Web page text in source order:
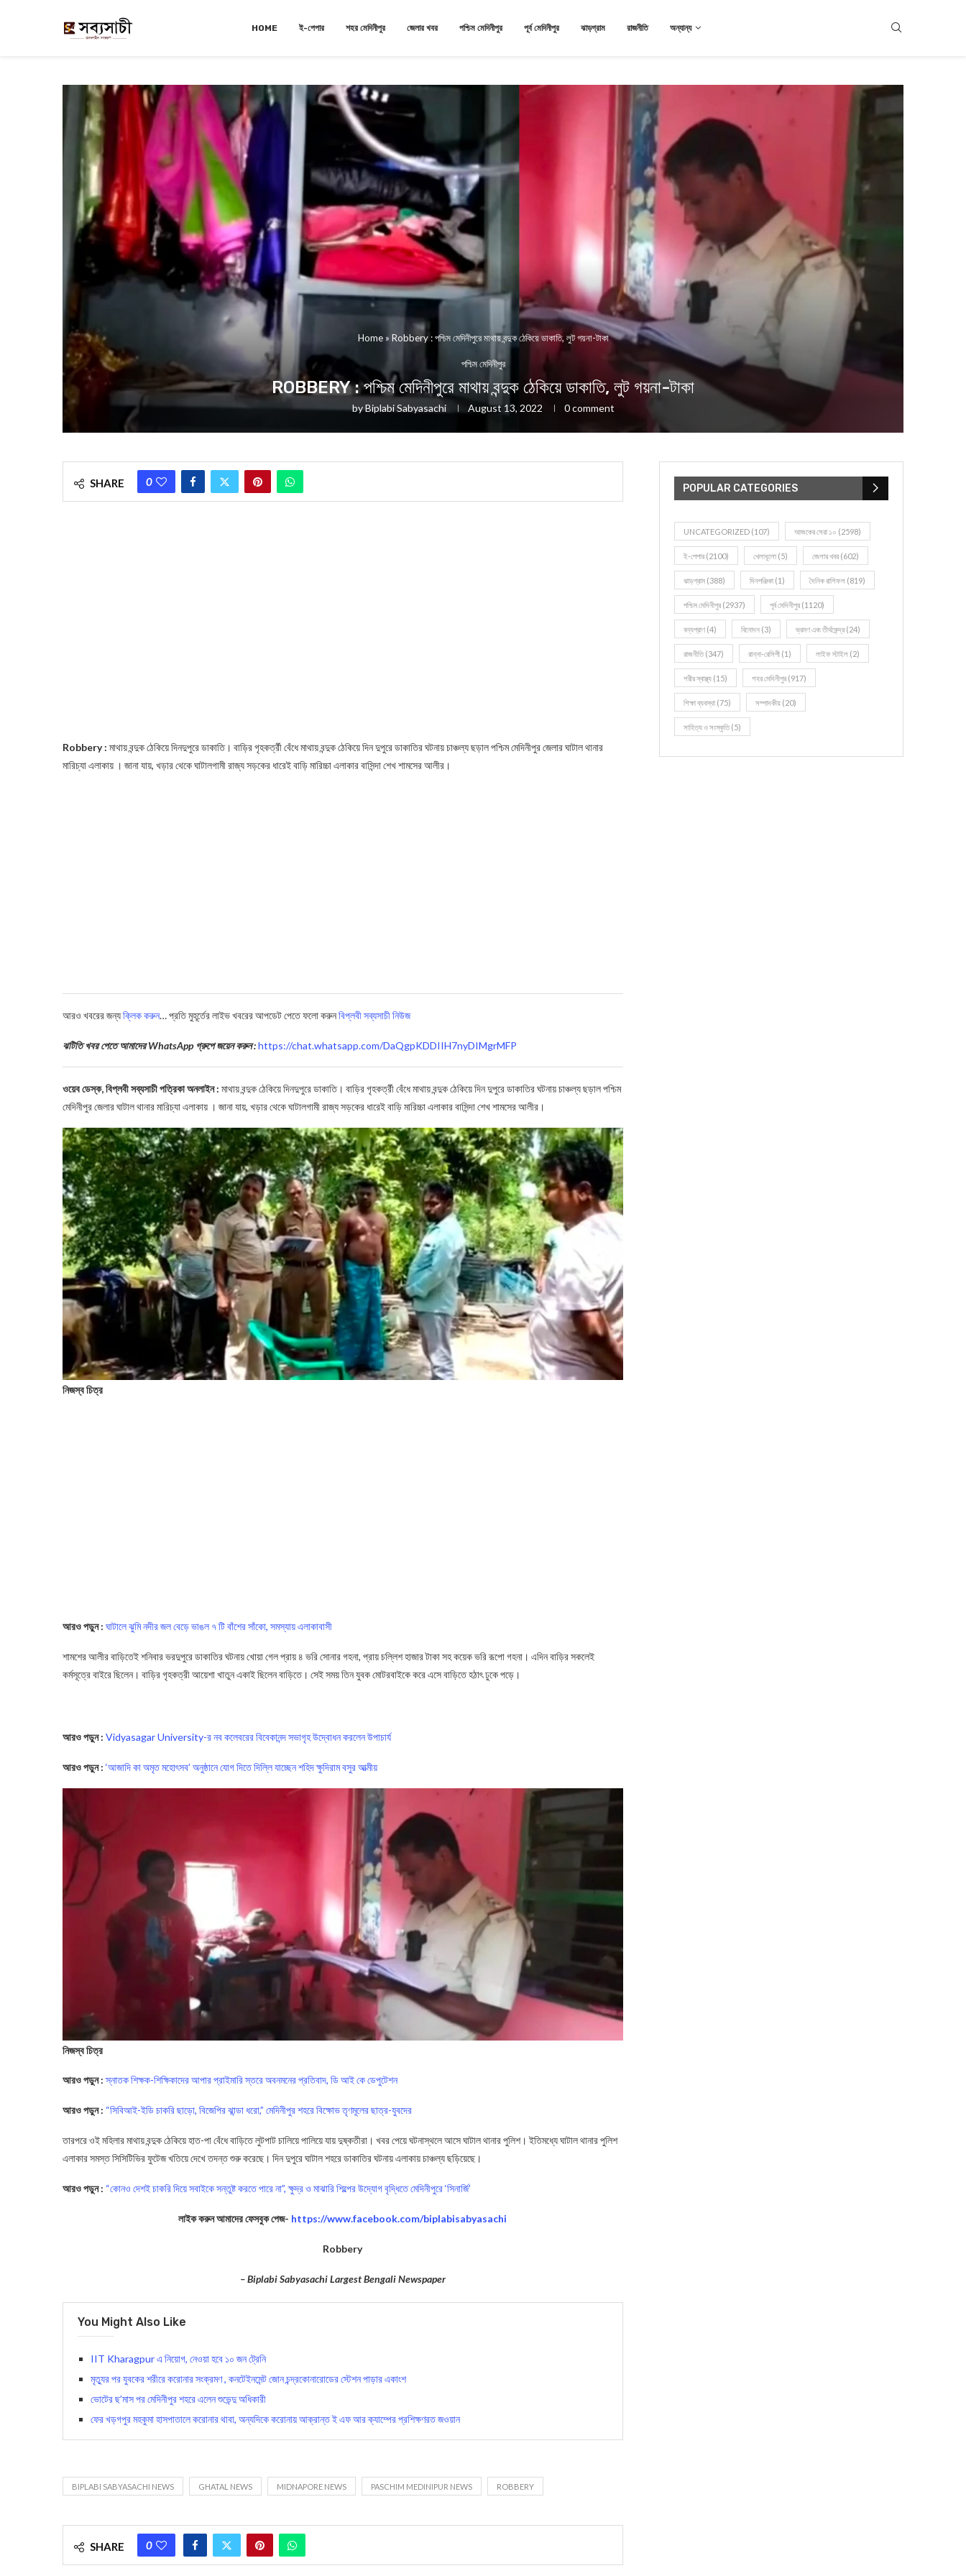
HOME ই-পেপার শহর মেদিনীপুর জেলার খবর পশ্চিম মেদিনীপুর পূর্ব মেদিনীপুর ঝাড়গ্রাম রাজনীতি অন্যান্য
Home» Robbery : পশ্চিম মেদিনীপুরে ম‍াথায় বন্দুক ঠেকিয়ে ডাকাতি, লুট গয়না-টাকা
পশ্চিম মেদিনীপুর
ROBBERY : পশ্চিম মেদিনীপুরে ম‍াথায় বন্দুক ঠেকিয়ে ডাকাতি, লুট গয়না-টাকা
byBiplabi Sabyasachi August 13, 2022 0 comment
SHARE 0
Robbery : মাথায় বন্দুক ঠেকিয়ে দিনদুপুরে ডাকাতি। বাড়ির গৃহকর্ত্রী বেঁধে মাথায় বন্দুক ঠেকিয়ে দিন দুপুরে ডাকাতির ঘটনায় চাঞ্চল্য ছড়াল পশ্চিম মেদিনীপুর জেলার ঘাটাল থানার
মারিচ্যা এলাকায় । জানা যায়, খড়ার থেকে ঘাটালগামী রাজ্য সড়কের ধারেই বাড়ি মারিচ্চা এলাকার বাসিন্দা শেখ শামসের আলীর।
আরও খবরের জন্যক্লিক করুন… প্রতি মুহূর্তের লাইভ খবরের আপডেট পেতে ফলো করুনবিপ্লবী সব্যসাচী নিউজ
ঝটিতি খবর পেতে আমাদের WhatsApp গ্রুপে জয়েন করুন :https://chat.whatsapp.com/DaQgpKDDIIH7nyDIMgrMFP
ওয়েব ডেস্ক, বিপ্লবী সব্যসাচী পত্রিকা অনলাইন : মাথায় বন্দুক ঠেকিয়ে দিনদুপুরে ডাকাতি। বাড়ির গৃহকর্ত্রী বেঁধে মাথায় বন্দুক ঠেকিয়ে দিন দুপুরে ডাকাতির ঘটনায় চাঞ্চল্য ছড়াল পশ্চিম
মেদিনীপুর জেলার ঘাটাল থানার মারিচ্যা এলাকায় । জানা যায়, খড়ার থেকে ঘাটালগামী রাজ্য সড়কের ধারেই বাড়ি মারিচ্চা এলাকার বাসিন্দা শেখ শামসের আলীর।
নিজস্ব চিত্র
আরও পড়ুন : ঘাটালে ঝুমি নদীর জল বেড়ে ভাঙল ৭ টি বাঁশের সাঁকো, সমস্যায় এলাকাবাসী
শামশের আলীর বাড়িতেই শনিবার ভরদুপুরে ডাকাতির ঘটনায় খোয়া গেল প্রায় ৪ ভরি সোনার গহনা, প্রায় চল্লিশ হাজার টাকা সহ কয়েক ভরি রূপো গহনা। এদিন বাড়ির সকলেই
কর্মসূত্রে বাইরে ছিলেন। বাড়ির গৃহকত্রী আয়েশা খাতুন একাই ছিলেন বাড়িতে। সেই সময় তিন যুবক মোটরবাইকে করে এসে বাড়িতে হঠাৎ ঢুকে পড়ে।
আরও পড়ুন : Vidyasagar University-র নব কলেবরের বিবেকানন্দ সভাগৃহ উদ্বোধন করলেন উপাচার্য
আরও পড়ুন : ‘আজাদি কা অমৃত মহোৎসব’ অনুষ্ঠানে যোগ দিতে দিল্লি যাচ্ছেন শহিদ ক্ষুদিরাম বসুর আত্মীয়
নিজস্ব চিত্র
আরও পড়ুন : স্নাতক শিক্ষক-শিক্ষিকাদের আপার প্রাইমারি স্তরে অবনমনের প্রতিবাদ, ডি আই কে ডেপুটেশন
আরও পড়ুন : “সিবিআই-ইডি চাকরি ছাড়ো, বিজেপির ঝান্ডা ধরো,” মেদিনীপুর শহরে বিক্ষোভ তৃণমূলের ছাত্র-যুবদের
তারপরে ওই মহিলার মাথায় বন্দুক ঠেকিয়ে হাত-পা বেঁধে বাড়িতে লুটপাট চালিয়ে পালিয়ে যায় দুষ্কতীরা। খবর পেয়ে ঘটনাস্থলে আসে ঘাটাল থানার পুলিশ। ইতিমধ্যে ঘাটাল থানার পুলিশ
এলাকার সমস্ত সিসিটিভির ফুটেজ খতিয়ে দেখে তদন্ত শুরু করেছে। দিন দুপুরে ঘাটাল শহরে ডাকাতির ঘটনায় এলাকায় চাঞ্চল্য ছড়িয়েছে।
আরও পড়ুন : “কোনও দেশই চাকরি দিয়ে সবাইকে সন্তুষ্ট করতে পারে না”, ক্ষুদ্র ও মাঝারি শিল্পের উদ্যোগ বৃদ্ধিতে মেদিনীপুরে ‘সিনার্জি’
লাইক করুন আমাদের ফেসবুক পেজ- https://www.facebook.com/biplabisabyasachi
Robbery
– Biplabi Sabyasachi Largest Bengali Newspaper
You Might Also Like
IIT Kharagpur এ নিয়োগ, নেওয়া হবে ১০ জন ট্রেনি
মৃত্যুর পর যুবকের শরীরে করোনার সংক্রমণ , কনটেইনমেন্ট জোন চন্দ্রকোনারোডের স্টেশন পাড়ার একাংশ
ভোটের ছ’মাস পর মেদিনীপুর শহরে এলেন শুভেন্দু অধিকারী
ফের খড়গপুর মহকুমা হাসপাতালে করোনার থাবা, অন্যদিকে করোনায় আক্রান্ত ই এফ আর ক্যাম্পের প্রশিক্ষণরত জওয়ান
BIPLABI SABYASACHI NEWS GHATAL NEWS MIDNAPORE NEWS PASCHIM MEDINIPUR NEWS ROBBERY
SHARE 0
POPULAR CATEGORIES
UNCATEGORIZED (107) আজকের সেরা ১০ (2598)
ই-পেপার (2100) খেলাধূলো (5) জেলার খবর (602)
ঝাড়গ্রাম (388) দিনপঞ্জিকা (1) দৈনিক রাশিফল (819)
পশ্চিম মেদিনীপুর (2937) পূর্ব মেদিনীপুর (1120)
বন্যপ্রাণ (4) বিনোদন (3) ভ্রমণ এবং তীর্থকেন্দ্র (24)
রাজনীতি(347) রান্না-রেসিপী (1) লাইফ স্টাইল (2)
শরীর স্বাস্থ্য (15) শহর মেদিনীপুর (917)
শিক্ষা ব্যবস্থা (75) সম্পাদকীয় (20)
সাহিত্য ও সংস্কৃতি(5)